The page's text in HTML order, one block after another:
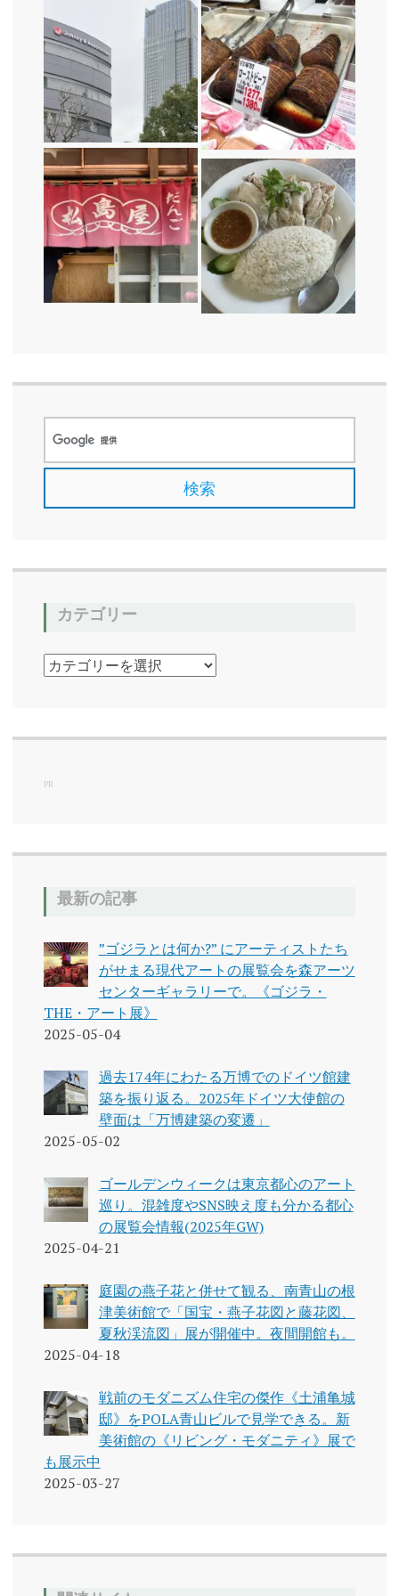
カテゴリー
カ
テ
ー
PR
最新の記事
”ゴジラとは何か?” にアーティストたち
がせまる現代アートの展覧会を森アーツ
センターギャラリーで。《ゴジラ・
THE・アート展》
2025-05-04
過去174年にわたる万博でのドイツ館建
築を振り返る。2025年ドイツ大使館の
壁面は「万博建築の変遷」
2025-05-02
ゴールデンウィークは東京都心のアート
巡り。混雑度やSNS映え度も分かる都心
の展覧会情報(2025年GW)
2025-04-21
庭園の燕子花と併せて観る、南青山の根
津美術館で「国宝・燕子花図と藤花図、
夏秋渓流図」展が開催中。夜間開館も。
2025-04-18
戦前のモダニズム住宅の傑作《土浦亀城
邸》をPOLA青山ビルで見学できる。新
美術館の《リビング・モダニティ》展で
も展示中
2025-03-27